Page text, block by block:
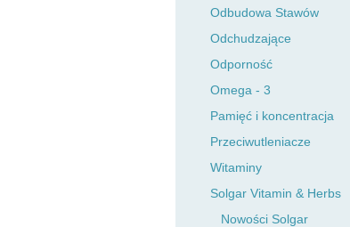
Odbudowa Stawów
Odchudzające
Odporność
Omega - 3
Pamięć i koncentracja
Przeciwutleniacze
Witaminy
Solgar Vitamin & Herbs
Nowości Solgar